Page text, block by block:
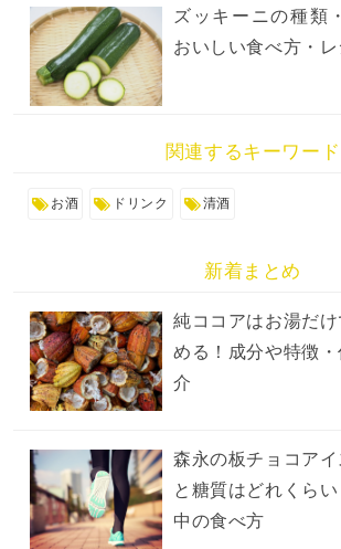
ズッキーニの種類
おいしい食べ方・
関連するキーワード
お酒 ドリンク 清酒
新着まとめ
純ココアはお湯だ
める！成分や特徴
介
森永の板チョコア
と糖質はどれくら
中の食べ方